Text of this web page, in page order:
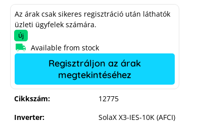
SolaX & SolaX X3-IES-10K (AFCI) - 15.3
kWh
Cikkszám:
12775
Inverter:
SolaX X3-IES-10K (AFCI)
Az árak csak sikeres regisztráció után láthatók
üzleti ügyfelek számára.
Új
Available from stock
Regisztráljon az árak
megtekintéséhez